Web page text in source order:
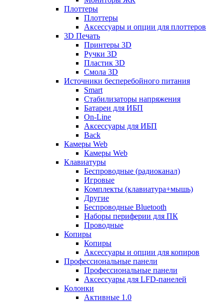
Плоттеры
Плоттеры
Аксессуары и опции для плоттеров
3D Печать
Принтеры 3D
Ручки 3D
Пластик 3D
Смола 3D
Источники бесперебойного питания
Smart
Стабилизаторы напряжения
Батареи для ИБП
On-Line
Аксессуары для ИБП
Back
Камеры Web
Камеры Web
Клавиатуры
Беспроводные (радиоканал)
Игровые
Комплекты (клавиатура+мышь)
Другие
Беспроводные Bluetooth
Наборы периферии для ПК
Проводные
Копиры
Копиры
Аксессуары и опции для копиров
Профессиональные панели
Профессиональные панели
Аксессуары для LFD-панелей
Колонки
Активные 1.0